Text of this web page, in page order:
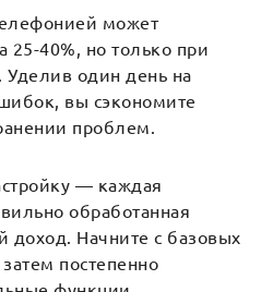
может
25-40%, но только при
один день на
вы сэкономите
проблем.
— каждая
обработанная
доход. Начните с базовых
постепенно